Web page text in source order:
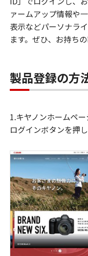
ァームアップ情報や
表示などパーソナラ
ます。ぜひ、お持ち
製品登録の方
1.キヤノンホームペ
ログインボタンを押